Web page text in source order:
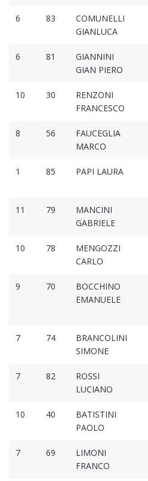
6 83
COMUNELLI
GIANLUCA
6 81
GIANNINI
GIAN PIERO
10 30
RENZONI
FRANCESCO
8 56
FAUCEGLIA
MARCO
1 85 PAPI LAURA
11 79
MANCINI
GABRIELE
10 78
MENGOZZI
CARLO
9 70
BOCCHINO
EMANUELE
7 74
BRANCOLINI
SIMONE
7 82
ROSSI
LUCIANO
10 40
BATISTINI
PAOLO
7 69
LIMONI
FRANCO